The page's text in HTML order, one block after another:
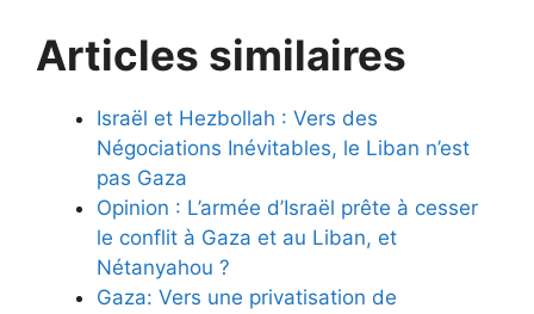
Articles similaires
Israël et Hezbollah : Vers des
Négociations Inévitables, le Liban n’est
pas Gaza
Opinion : L’armée d’Israël prête à cesser
le conflit à Gaza et au Liban, et
Nétanyahou ?
Gaza: Vers une privatisation de